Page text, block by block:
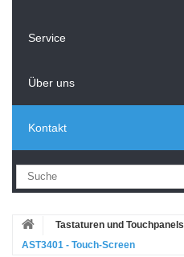
Service
Über uns
Kontakt
Tastaturen und Touchpanels
AST3401 - Touch-Screen